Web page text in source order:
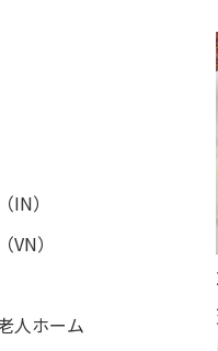
IN）
VN）
人ホーム